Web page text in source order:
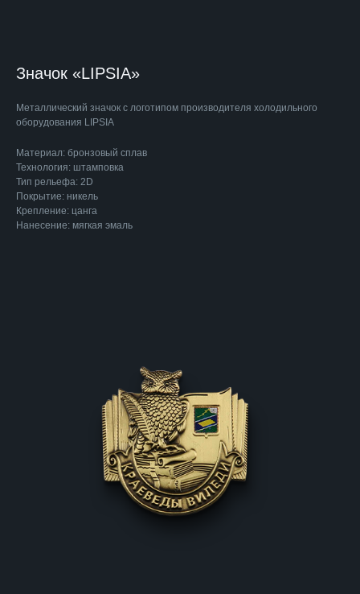
Значок «LIPSIA»
Металлический значок с логотипом производителя холодильного
оборудования LIPSIA
Материал: бронзовый сплав
Технология: штамповка
Тип рельефа: 2D
Покрытие: никель
Крепление: цанга
Нанесение: мягкая эмаль